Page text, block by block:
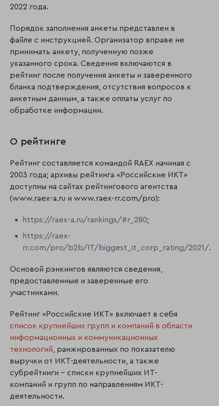
2022 года.
Порядок заполнения анкеты представлен в
файле с инструкцией. Организатор вправе не
принимать анкету, полученную позже
указанного срока. Сведения включаются в
рейтинг после получения анкеты и заверенного
бланка подтверждения, отсутствия вопросов к
анкетным данным, а также оплаты услуг по
обработке информации.
О рейтинге
Рейтинг составляется командой RAEX начиная с
2003 года; архивы рейтинга «Российские ИКТ»
доступны на сайтах рейтингового агентства
(www.raex-a.ru и www.raex-rr.com/pro):
https://raex-a.ru/rankings/#r_280;
https://raex-
rr.com/pro/b2b/IT/biggest_it_corp_rating/2021/.
Основой рэнкингов являются сведения,
предоставленные и заверенные его
участниками.
Рейтинг «Российские ИКТ» включает в себя
список крупнейших групп и компаний в области
информационных и коммуникационных
технологий , ранжированных по показателю
выручки от ИКТ-деятельности, а также
субрейтинги – списки крупнейших ИТ-
компаний и групп по направлениям ИКТ-
деятельности.